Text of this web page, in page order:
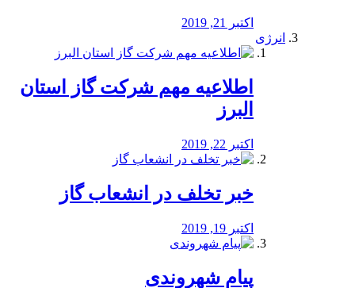
اکتبر 21, 2019
انرژی
️اطلاعیه مهم شرکت گاز استان
البرز
اکتبر 22, 2019
خبر تخلف در انشعاب گاز
اکتبر 19, 2019
پیام شهروندی